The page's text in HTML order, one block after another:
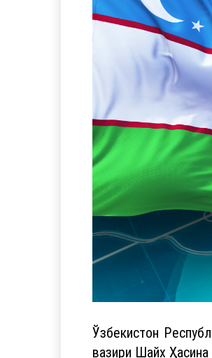
Ўзбекистон
вазири Шайх